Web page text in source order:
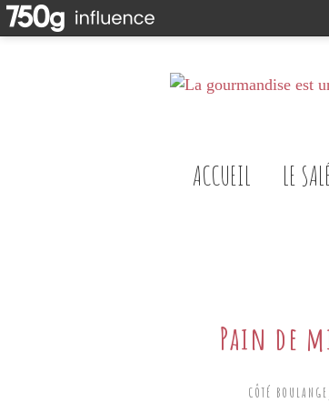
ACCUEIL LE SALÉ
Pain de
CÔTÉ BOULANGE